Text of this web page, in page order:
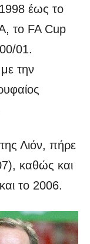
έως το
το FA Cup
01.
με την
Λιόν, πήρε
καθώς και
το 2006.